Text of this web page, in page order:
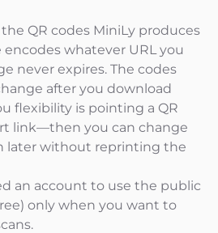
QR codes MiniLy produces
encodes whatever URL you
never expires. The codes
after you download
flexibility is pointing a QR
link—then you can change
later without reprinting the
an account to use the public
only when you want to